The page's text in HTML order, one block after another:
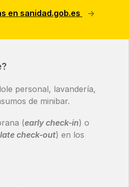
en sanidad.gob.es
personal, lavandería,
de minibar.
(early check-in) o
late check-out) en los